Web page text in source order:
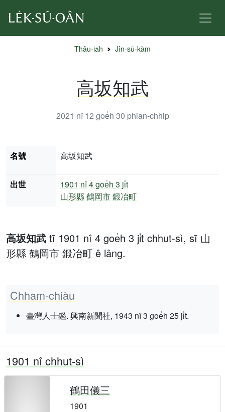
Thâu-ia̍h Jîn-sū-kàm
高坂知武
2021 nî 12 goe̍h 30 phian-chhip
高坂知武 tī 1901 nî 4 goe̍h 3 ji̍t chhut-sì, sī 山
形縣 鶴岡市 鍛冶町 ê lâng.
Chham-chiàu
臺灣人士鑑. 興南新聞社, 1943 nî 3 goe̍h 25 ji̍t.
名號 高坂知武
出世 1901 nî4 goe̍h 3 ji̍t
山形縣鶴岡市鍛冶町
1901 nî chhut-sì
鶴田儀三
1901